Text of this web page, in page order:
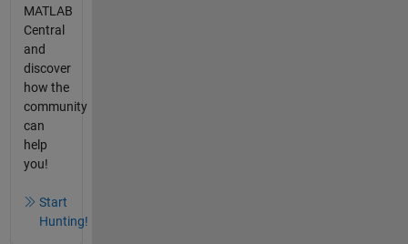
MATLAB
Central
and
discover
how the
community
can
help
you!
Start
Hunting!